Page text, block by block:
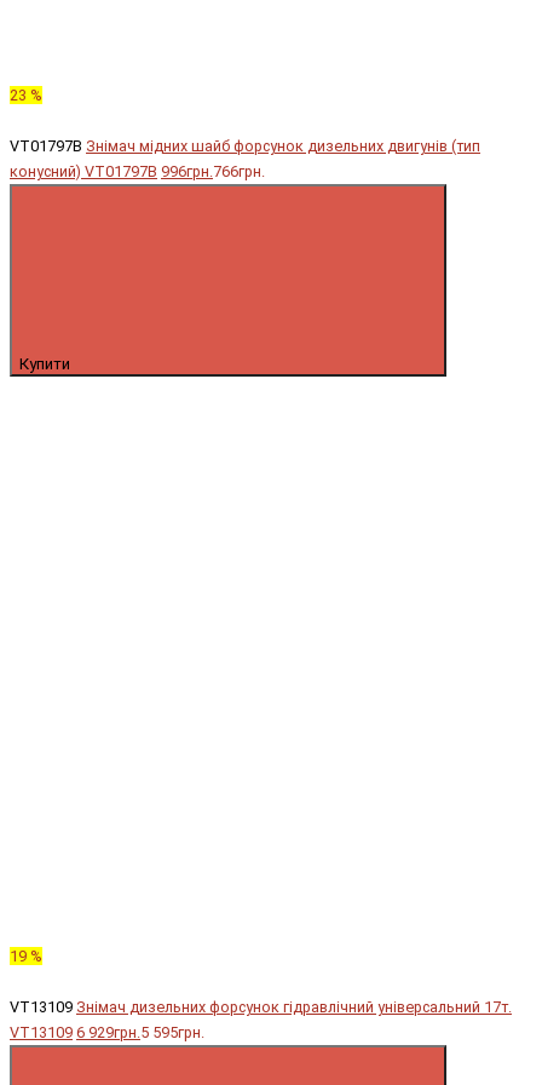
23 %
VT01797B Знімач мідних шайб форсунок дизельних двигунів (тип
конусний) VT01797B 996грн.766грн.
Купити
19 %
VT13109 Знімач дизельних форсунок гідравлічний універсальний 17т.
VT13109 6 929грн.5 595грн.